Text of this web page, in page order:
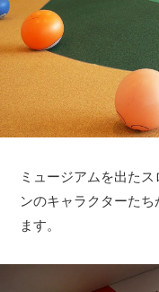
ミュージアムを出た
ンのキャラクターた
ます。
ブログ記事
サイトについて